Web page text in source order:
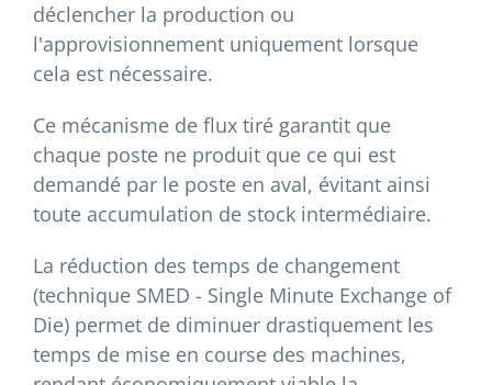
déclencher la production ou
l'approvisionnement uniquement lorsque
cela est nécessaire.
Ce mécanisme de flux tiré garantit que
chaque poste ne produit que ce qui est
demandé par le poste en aval, évitant ainsi
toute accumulation de stock intermédiaire.
La réduction des temps de changement
(technique SMED - Single Minute Exchange of
Die) permet de diminuer drastiquement les
temps de mise en course des machines,